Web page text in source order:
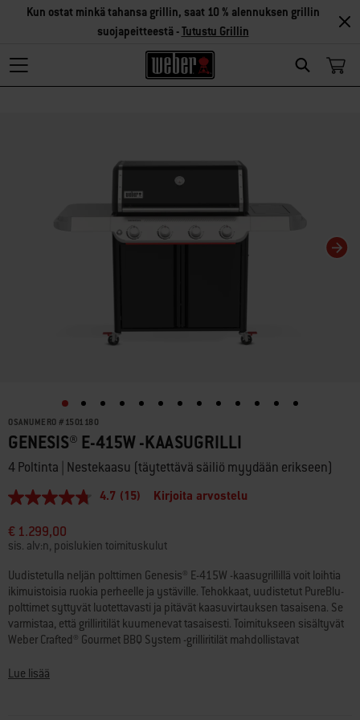
Search
Kun ostat minkä tahansa grillin, saat 10 % alennuksen grillin
suojapeitteestä -Tutustu Grillin
OSANUMERO # 1501180
GENESIS® E-415W -KAASUGRILLI
4 Poltinta | Nestekaasu (täytettävä säiliö myydään erikseen)
4.7
5
tähteä,
keskimääräinen
arvosana.
Read
15
Reviews.
Saman
sivun
linkki.
4.7 (15) Kirjoita arvostelu
€ 1.299,00
sis. alv:n, poislukien toimituskulut
Uudistetulla neljän polttimen Genesis® E-415W -kaasugrillillä voit loihtia
ikimuistoisia ruokia perheelle ja ystäville. Tehokkaat, uudistetut PureBlu-
polttimet syttyvät luotettavasti ja pitävät kaasuvirtauksen tasaisena. Se
varmistaa, että grilliritilät kuumenevat tasaisesti. Toimitukseen sisältyvät
Weber Crafted® Gourmet BBQ System -grilliritilät mahdollistavat
grillaustarvikkeita (myydään erikseen), kuten paahtoritilän, pizzakiven tai
Lue lisää